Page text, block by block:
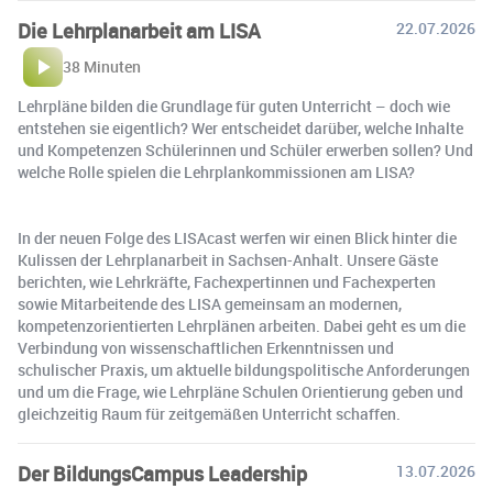
Die Lehrplanarbeit am LISA
22.07.2026
38 Minuten
Lehrpläne bilden die Grundlage für guten Unterricht – doch wie
entstehen sie eigentlich? Wer entscheidet darüber, welche Inhalte
und Kompetenzen Schülerinnen und Schüler erwerben sollen? Und
welche Rolle spielen die Lehrplankommissionen am LISA?
In der neuen Folge des LISAcast werfen wir einen Blick hinter die
Kulissen der Lehrplanarbeit in Sachsen-Anhalt. Unsere Gäste
berichten, wie Lehrkräfte, Fachexpertinnen und Fachexperten
sowie Mitarbeitende des LISA gemeinsam an modernen,
kompetenzorientierten Lehrplänen arbeiten. Dabei geht es um die
Verbindung von wissenschaftlichen Erkenntnissen und
schulischer Praxis, um aktuelle bildungspolitische Anforderungen
und um die Frage, wie Lehrpläne Schulen Orientierung geben und
gleichzeitig Raum für zeitgemäßen Unterricht schaffen.
Der BildungsCampus Leadership
13.07.2026